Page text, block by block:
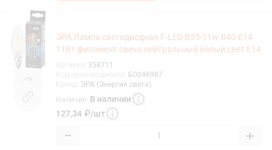
ЭРА Лампа светодиодная F-LED B35-11w-840-E14
11Вт филамент свеча нейтральный белый свет Е14
358711
Б0046987
ЭРА (Энергия света)
Наличие: В наличии
127,34 ₽/шт
− +